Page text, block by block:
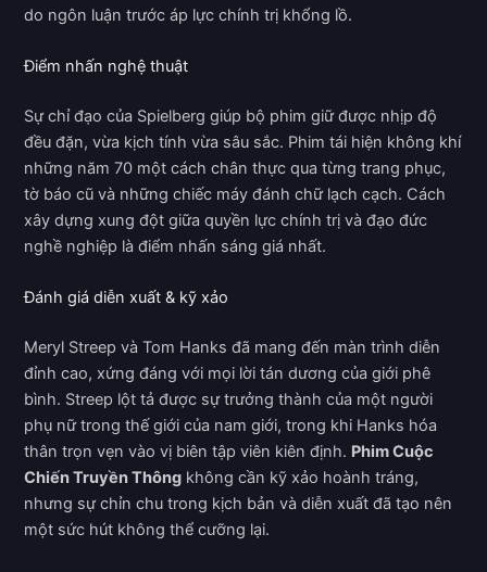
do ngôn luận trước áp lực chính trị khổng lồ.
Điểm nhấn nghệ thuật
Sự chỉ đạo của Spielberg giúp bộ phim giữ được nhịp độ
đều đặn, vừa kịch tính vừa sâu sắc. Phim tái hiện không khí
những năm 70 một cách chân thực qua từng trang phục,
tờ báo cũ và những chiếc máy đánh chữ lạch cạch. Cách
xây dựng xung đột giữa quyền lực chính trị và đạo đức
nghề nghiệp là điểm nhấn sáng giá nhất.
Đánh giá diễn xuất & kỹ xảo
Meryl Streep và Tom Hanks đã mang đến màn trình diễn
đỉnh cao, xứng đáng với mọi lời tán dương của giới phê
bình. Streep lột tả được sự trưởng thành của một người
phụ nữ trong thế giới của nam giới, trong khi Hanks hóa
thân trọn vẹn vào vị biên tập viên kiên định. Phim Cuộc
Chiến Truyền Thông không cần kỹ xảo hoành tráng,
nhưng sự chỉn chu trong kịch bản và diễn xuất đã tạo nên
một sức hút không thể cưỡng lại.